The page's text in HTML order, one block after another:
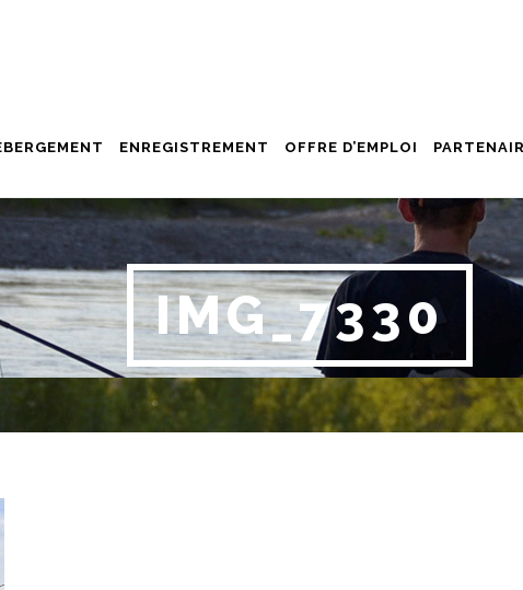
ENREGISTREMENT OFFRE D’EMPLOI
IMG_7330